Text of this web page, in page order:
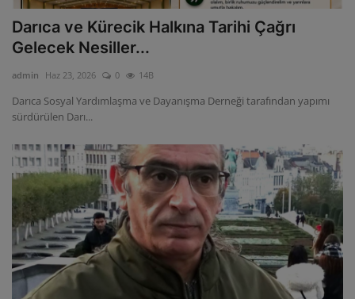
Darıca ve Kürecik Halkına Tarihi Çağrı
Gelecek Nesiller...
admin Haz 23, 2026 0 14B
Darıca Sosyal Yardımlaşma ve Dayanışma Derneği tarafından yapımı
sürdürülen Darı...